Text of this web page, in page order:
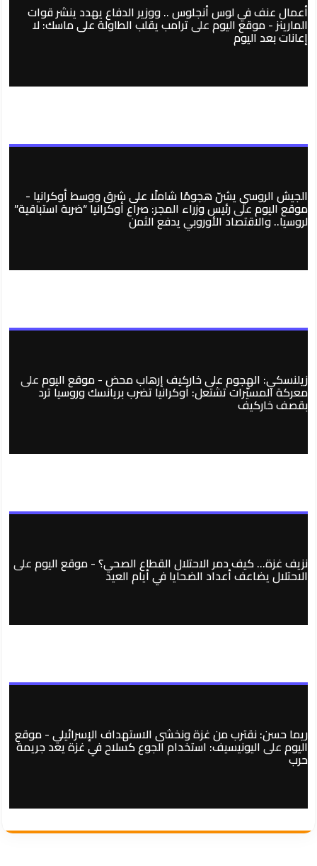
أعمال عنف في لوس أنجلوس .. ووزير الدفاع يهدد ينشر قوات
المارينز - موقع اليومعلىترامب يقلب الطاولة على ماسك: لا
إعانات بعد اليوم
الجيش الروسي يشنّ هجومًا شاملًا على شرق ووسط أوكرانيا -
موقع اليومعلىرئيس وزراء المجر: صراع أوكرانيا “ضربة استباقية”
لروسيا.. والاقتصاد الأوروبي يدفع الثمن
زيلنسكي: الهجوم على خاركيف إرهاب محض - موقع اليومعلى
معركة المسيّرات تشتعل: أوكرانيا تضرب بريانسك وروسيا ترد
بقصف خاركيف
نزيف غزة… كيف دمر الاحتلال القطاع الصحي؟ - موقع اليومعلى
الاحتلال يضاعف أعداد الضحايا في أيام العيد
ريما حسن: نقترب من غزة ونخشى الاستهداف الإسرائيلي - موقع
اليومعلىاليونيسيف: استخدام الجوع كسلاح في غزة يعد جريمة
حرب